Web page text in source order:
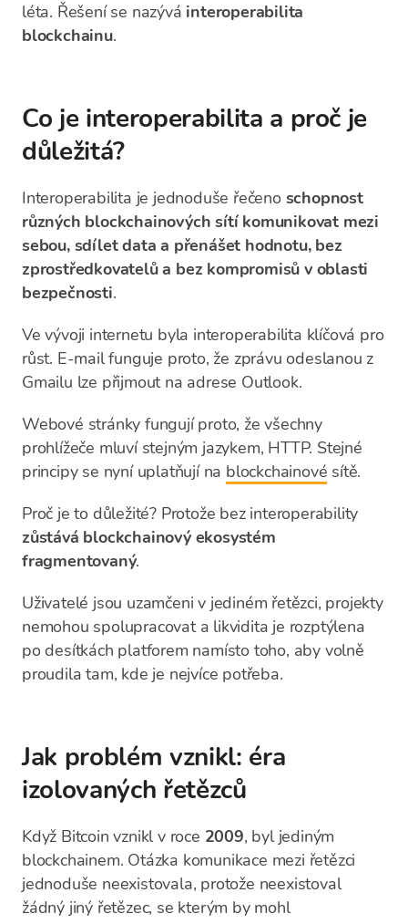
léta. Řešení se nazývá interoperabilita
blockchainu.
Co je interoperabilita a proč je
důležitá?
Interoperabilita je jednoduše řečeno schopnost
různých blockchainových sítí komunikovat mezi
sebou, sdílet data a přenášet hodnotu, bez
zprostředkovatelů a bez kompromisů v oblasti
bezpečnosti.
Ve vývoji internetu byla interoperabilita klíčová pro
růst. E-mail funguje proto, že zprávu odeslanou z
Gmailu lze přijmout na adrese Outlook.
Webové stránky fungují proto, že všechny
prohlížeče mluví stejným jazykem, HTTP. Stejné
principy se nyní uplatňují na blockchainové sítě.
Proč je to důležité? Protože bez interoperability
zůstává blockchainový ekosystém
fragmentovaný.
Uživatelé jsou uzamčeni v jediném řetězci, projekty
nemohou spolupracovat a likvidita je rozptýlena
po desítkách platforem namísto toho, aby volně
proudila tam, kde je nejvíce potřeba.
Jak problém vznikl: éra
izolovaných řetězců
Když Bitcoin vznikl v roce 2009, byl jediným
blockchainem. Otázka komunikace mezi řetězci
jednoduše neexistovala, protože neexistoval
žádný jiný řetězec, se kterým by mohl